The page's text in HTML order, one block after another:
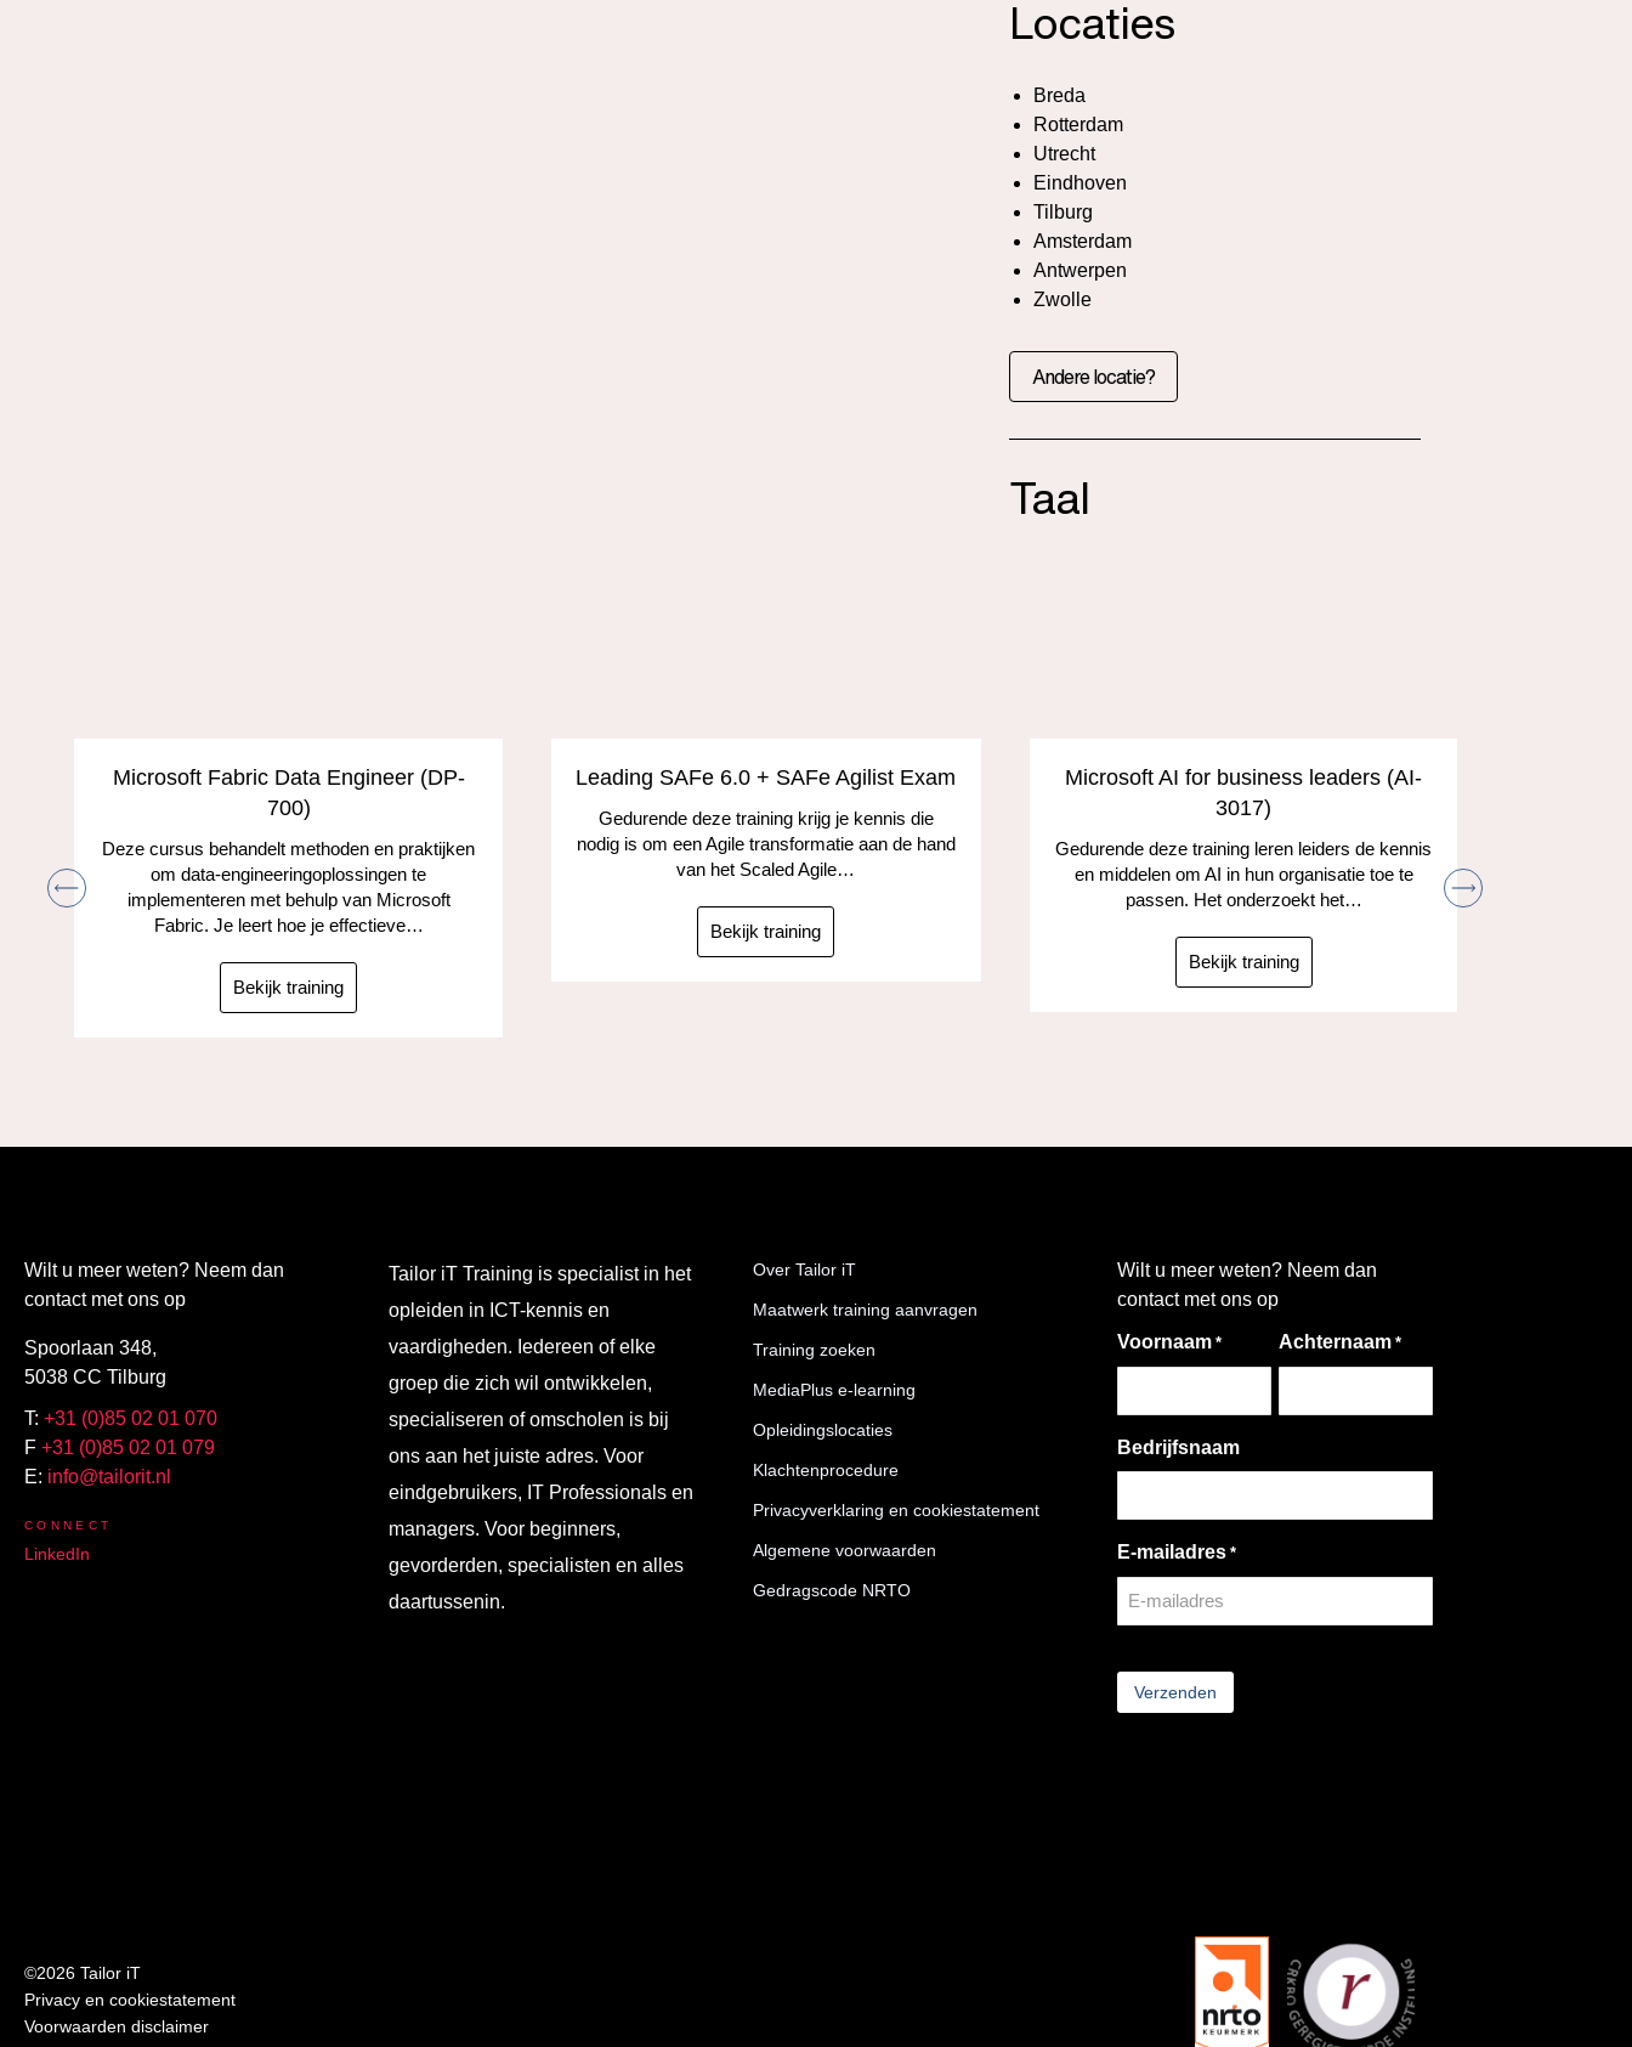
Locaties
Breda
Rotterdam
Utrecht
Eindhoven
Tilburg
Amsterdam
Antwerpen
Zwolle
Andere locatie?
Taal
Microsoft Fabric Data Engineer (DP-
700)
Deze cursus behandelt methoden en praktijken
om data-engineeringoplossingen te
implementeren met behulp van Microsoft
Fabric. Je leert hoe je effectieve…
Bekijk training
Leading SAFe 6.0 + SAFe Agilist Exam
Gedurende deze training krijg je kennis die
nodig is om een Agile transformatie aan de hand
van het Scaled Agile…
Bekijk training
Microsoft AI for business leaders (AI-
3017)
Gedurende deze training leren leiders de kennis
en middelen om AI in hun organisatie toe te
passen. Het onderzoekt het…
Bekijk training
Wilt u meer weten? Neem dan
contact met ons op
Spoorlaan 348,
5038 CC Tilburg
T: +31 (0)85 02 01 070
F +31 (0)85 02 01 079
E: info@tailorit.nl
CONNECT
LinkedIn
Tailor iT Training is specialist in het
opleiden in ICT-kennis en
vaardigheden. Iedereen of elke
groep die zich wil ontwikkelen,
specialiseren of omscholen is bij
ons aan het juiste adres. Voor
eindgebruikers, IT Professionals en
managers. Voor beginners,
gevorderden, specialisten en alles
daartussenin.
Over Tailor iT
Maatwerk training aanvragen
Training zoeken
MediaPlus e-learning
Opleidingslocaties
Klachtenprocedure
Privacyverklaring en cookiestatement
Algemene voorwaarden
Gedragscode NRTO
Wilt u meer weten? Neem dan
contact met ons op
Voornaam * Achternaam *
Bedrijfsnaam
E-mailadres *
©2026 Tailor iT
Privacy en cookiestatement
Voorwaarden disclaimer